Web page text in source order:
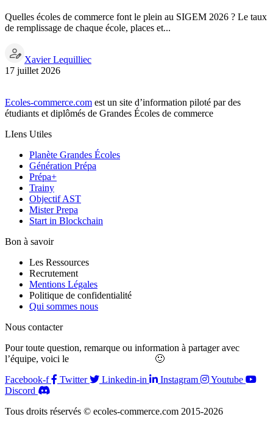
Quelles écoles de commerce font le plein au SIGEM 2026 ? Le taux
de remplissage de chaque école, places et...
Xavier Lequilliec
17 juillet 2026
Ecoles-commerce.com est un site d’information piloté par des
étudiants et diplômés de Grandes Écoles de commerce
LIens Utiles
Planète Grandes Écoles
Génération Prépa
Prépa+
Trainy
Objectif AST
Mister Prepa
Start in Blockchain
Bon à savoir
Les Ressources
Recrutement
Mentions Légales
Politique de confidentialité
Qui sommes nous
Nous contacter
Pour toute question, remarque ou information à partager avec
l’équipe, voici le
🙂
Facebook-f
Twitter Linkedin-in Instagram
Youtube
Discord
Tous droits réservés © ecoles-commerce.com 2015-2026